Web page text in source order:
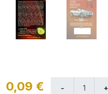
0,09 €